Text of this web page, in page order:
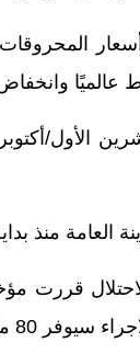
المحروقات
وانخفاض
بداية العام
قررت
وفقا لاقوالها.